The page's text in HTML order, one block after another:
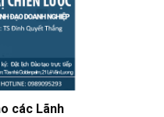
trong 1 phút
các Lãnh